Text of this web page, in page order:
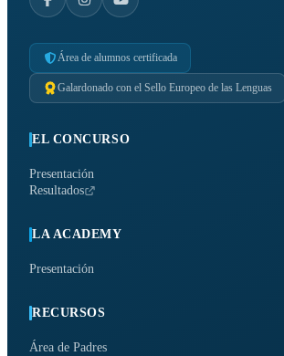
Área de alumnos certificada
Galardonado con el Sello Europeo de las Lenguas
EL CONCURSO
Presentación
Resultados
LA ACADEMY
Presentación
RECURSOS
Área de Padres